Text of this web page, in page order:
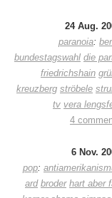
24 Aug.
paranoia:
bundestagswahl die
friedrichshain
kreuzberg ströbele
tv vera
4
6 Nov.
pop:
ard broder hart aber